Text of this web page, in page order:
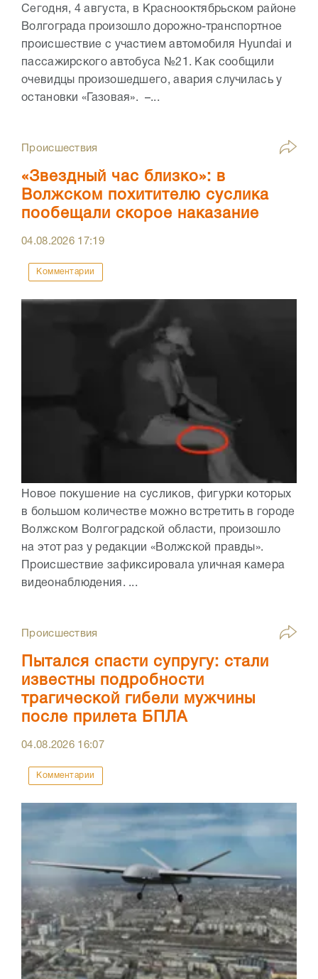
Сегодня, 4 августа, в Краснооктябрьском районе
Волгограда произошло дорожно-транспортное
происшествие с участием автомобиля Hyundai и
пассажирского автобуса №21. Как сообщили
очевидцы произошедшего, авария случилась у
остановки «Газовая». –...
Происшествия
«Звездный час близко»: в
Волжском похитителю суслика
пообещали скорое наказание
04.08.2026 17:19
Комментарии
Новое покушение на сусликов, фигурки которых
в большом количестве можно встретить в городе
Волжском Волгоградской области, произошло
на этот раз у редакции «Волжской правды».
Происшествие зафиксировала уличная камера
видеонаблюдения. ...
Происшествия
Пытался спасти супругу: стали
известны подробности
трагической гибели мужчины
после прилета БПЛА
04.08.2026 16:07
Комментарии